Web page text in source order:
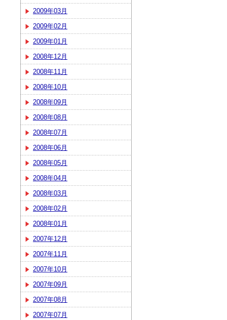
2009年03月
2009年02月
2009年01月
2008年12月
2008年11月
2008年10月
2008年09月
2008年08月
2008年07月
2008年06月
2008年05月
2008年04月
2008年03月
2008年02月
2008年01月
2007年12月
2007年11月
2007年10月
2007年09月
2007年08月
2007年07月